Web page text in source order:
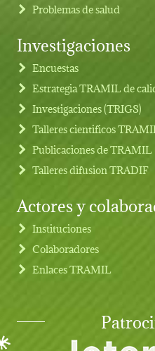
Footer menu
Problemas de salud
Investigaciones
Encuestas
Estrategia TRAMIL de
Investigaciones (TRIGS)
Talleres cientificos
Publicaciones de TRAMIL
Talleres difusion TRADIF
Actores y
Instituciones
Colaboradores
Enlaces TRAMIL